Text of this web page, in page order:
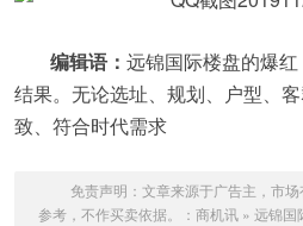
编辑语： 远锦国际楼盘的爆
结果。无论选址、规划、户型、
致、符合时代需求
免责声明：文章来源于广告主，市
参考，不作买卖依据。： 商机讯» 远锦国